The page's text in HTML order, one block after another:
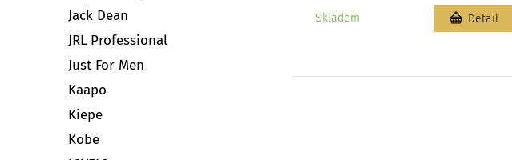
Jack Dean
JRL Professional
Just For Men
Kaapo
Kiepe
Kobe
Skladem Detail